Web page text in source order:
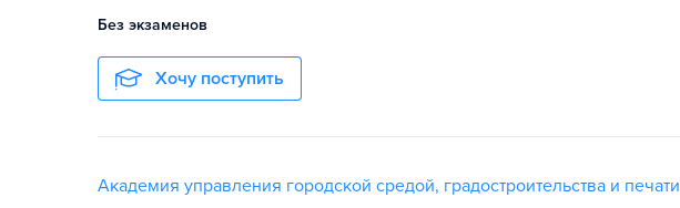
Без экзаменов
Хочу поступить
Академия управления городской средой, градостроительства и печати